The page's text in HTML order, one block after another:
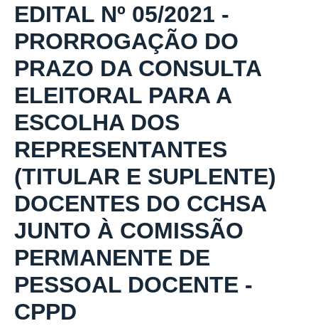
EDITAL Nº 05/2021 -
PRORROGAÇÃO DO
PRAZO DA CONSULTA
ELEITORAL PARA A
ESCOLHA DOS
REPRESENTANTES
(TITULAR E SUPLENTE)
DOCENTES DO CCHSA
JUNTO À COMISSÃO
PERMANENTE DE
PESSOAL DOCENTE -
CPPD